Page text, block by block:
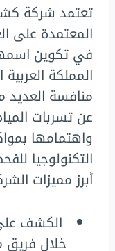
تعتمد شركة
المعتمدة على
في تكوين
المملكة
منافسة
عن تسربات
واهتمامها
التكنولوجيا
أبرز مميزات
الكشف
خلال فريق